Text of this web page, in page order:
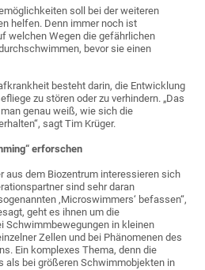
soll bei der weiteren
helfen. Denn immer noch ist
welchen Wegen die gefährlichen
bevor sie einen
besteht darin, die Entwicklung
zu stören oder zu verhindern. „Das
genau weiß, wie sich die
sagt Tim Krüger.
erforschen
aus dem Biozentrum interessieren sich
sind sehr daran
‚Microswimmers‘ befassen“,
geht es ihnen um die
Schwimmbewegungen in kleinen
Zellen und bei Phänomenen des
Ein komplexes Thema, denn die
als bei größeren Schwimmobjekten in